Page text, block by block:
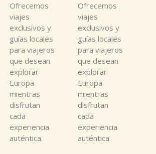
Ofrecemos
viajes
exclusivos y
guías locales
para viajeros
que desean
explorar
Europa
mientras
disfrutan
cada
experiencia
auténtica.
Ofrecemos
viajes
exclusivos y
guías locales
para viajeros
que desean
explorar
Europa
mientras
disfrutan
cada
experiencia
auténtica.